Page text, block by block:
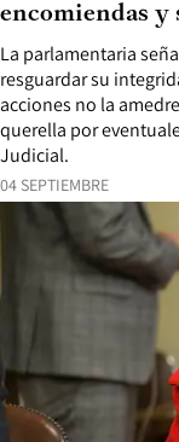
04 SEPTIEMBRE
La parlamentaria
resguardar su
acciones no la
querella por
Judicial.
encomiendas